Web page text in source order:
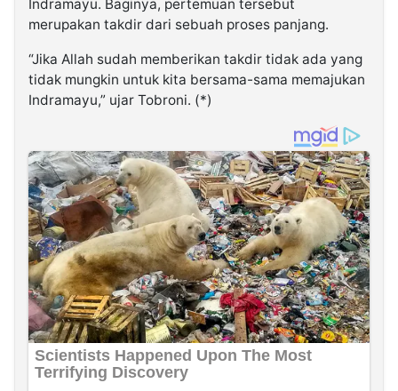
Indramayu. Baginya, pertemuan tersebut
merupakan takdir dari sebuah proses panjang.
“Jika Allah sudah memberikan takdir tidak ada yang
tidak mungkin untuk kita bersama-sama memajukan
Indramayu,” ujar Tobroni. (*)